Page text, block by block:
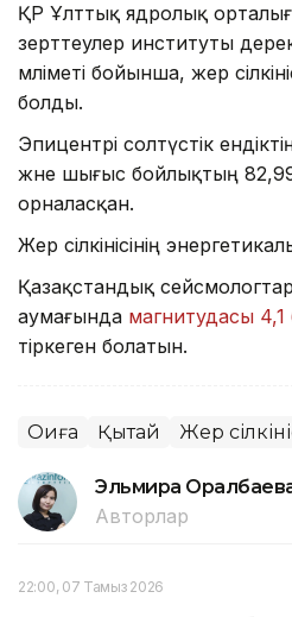
ҚР Ұлттық ядролық
зерттеулер институты
мәліметі бойынша, жер
болды.
Эпицентрі солтүстік
және шығыс бойлықтың
орналасқан.
Жер сілкінісінің
Қазақстандық
аумағында магнитудасы 4,1
тіркеген болатын.
Оқиға Қытай Жер
Эльмира
Авторлар
22:00, 07 Тамыз 2026